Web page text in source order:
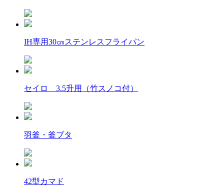
IH専用30㎝ステンレスフライパン
セイロ 3.5升用（竹スノコ付）
羽釜・釜ブタ
42型カマド